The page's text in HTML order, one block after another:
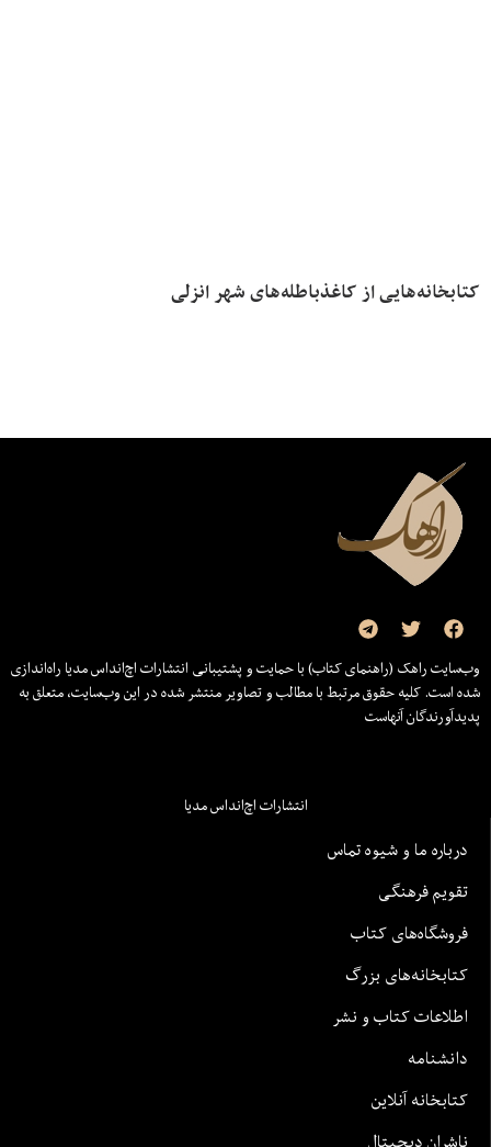
کتابخانه‌هایی از کاغذباطله‌های شهر انزلی
وب‌سایت راهک (راهنمای کتاب) با حمایت و پشتیبانی انتشارات اچ‌اند‌اس مدیا راه‌اندازی
شده است. کلیه حقوق مرتبط با مطالب و تصاویر منتشر شده در این وب‌سایت، متعلق به
پدیدآورندگان آنهاست
انتشارات اچ‌اند‌اس مدیا
درباره ما و شیوه تماس
تقویم فرهنگی
فروشگاه‌های کتاب
کتابخانه‌های بزرگ
اطلاعات کتاب و نشر
دانشنامه
کتابخانه آنلاین